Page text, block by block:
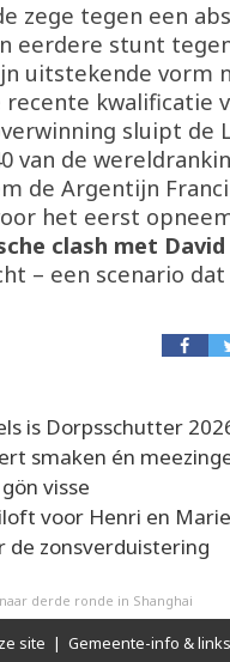
zege tegen een
eerdere stunt
uitstekende vorm
recente kwalificatie
sluipt de
van de
de Argentijn
het eerst
clash met
– een scenario
is Dorpsschutter
smaken én
visse
voor Henri en
de zonsverduistering
derde ronde in Shanghai
site | Gemeente-info & links